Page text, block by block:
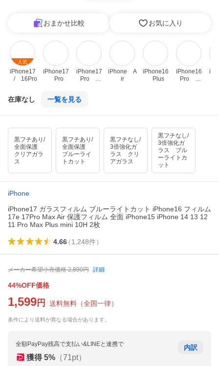
おまかせ比較 お気に入り
人気
iPhone17
/　16Pro
iPhone17
Pro
iPhone17
Pro　Ma
iPhone　A
ir
iPhone16
Plus
iPhone16
Pro　Ma
在庫なし 一覧を見る
黒フチあり/
全面保護
クリアガラ
ス
黒フチあり/
全面保護
ブルーライ
トカット
黒フチなし/
3倍強化ガ
ラス クリ
アガラス
黒フチなし/
3倍強化ガ
ラス ブル
ーライトカ
ット
iPhone
iPhone17 ガラスフィルム ブルーライトカット iPhone16 フィルム
17e 17Pro Max Air 保護フィルム 全面 iPhone15 iPhone 14 13 12
11 Pro Max Plus mini 10H 2枚
4.66（1,248件）
メーカー希望小売価格 2,890円 詳細
44%OFF価格
1,599 円 送料無料 （全国一律）
条件により送料が異なる場合があります。
全額PayPay残高で支払い&LINEと連携で
獲得 5% （71pt）
内訳